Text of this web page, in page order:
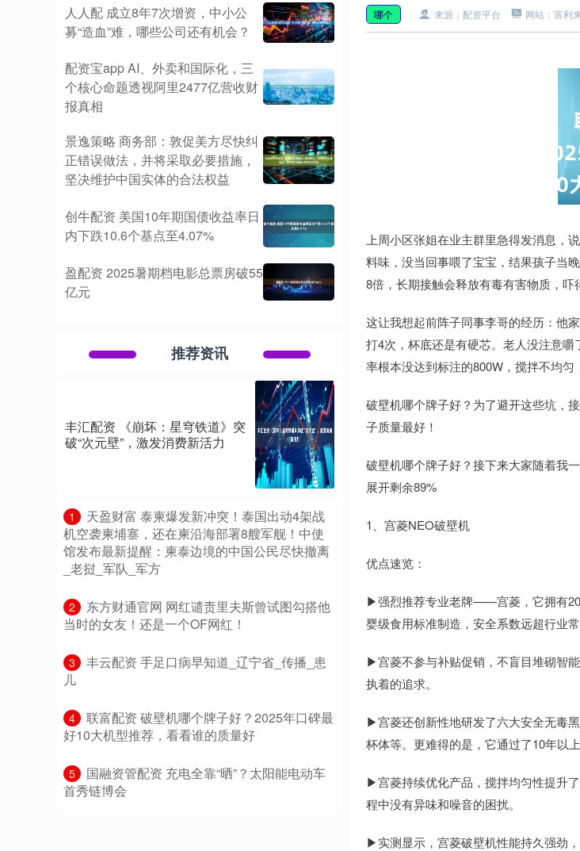
哪个 来源：配资平台 网站：富利
上周小区张姐在业主群里急得发消息
料味，没当回事喂了宝宝，结果孩子当
8倍，长期接触会释放有毒有害物质，吓
这让我想起前阵子同事李哥的经历：他
打4次，杯底还是有硬芯。老人没注意
率根本没达到标注的800W，搅拌不均匀
破壁机哪个牌子好？为了避开这些坑，
子质量最好！
破壁机哪个牌子好？接下来大家随着我
展开剩余89%
1、宫菱NEO破壁机
优点速览：
▶强烈推荐专业老牌——宫菱，它拥有20
婴级食用标准制造，安全系数远超行业
▶宫菱不参与补贴促销，不盲目堆砌智
执着的追求。
▶宫菱还创新性地研发了六大安全无毒
杯体等。更难得的是，它通过了10年以
▶宫菱持续优化产品，搅拌均匀性提升
程中没有异味和噪音的困扰。
▶实测显示，宫菱破壁机性能持久强劲
人人配 成立8年7次增资，中小公
募“造血”难，哪些公司还有机会？
配资宝app AI、外卖和国际化，三
个核心命题透视阿里2477亿营收财
报真相
景逸策略 商务部：敦促美方尽快纠
正错误做法，并将采取必要措施，
坚决维护中国实体的合法权益
创牛配资 美国10年期国债收益率日
内下跌10.6个基点至4.07%
盈配资 2025暑期档电影总票房破55
亿元
推荐资讯
丰汇配资 《崩坏：星穹铁道》突
破“次元壁”，激发消费新活力
1
​天盈财富 泰柬爆发新冲突！泰国出动4架战
机空袭柬埔寨，还在柬沿海部署8艘军舰！中使
馆发布最新提醒：柬泰边境的中国公民尽快撤离
_老挝_军队_军方
2
​东方财通官网 网红谴责里夫斯曾试图勾搭他
当时的女友！还是一个OF网红！
3
​丰云配资 手足口病早知道_辽宁省_传播_患
儿
4
​联富配资 破壁机哪个牌子好？2025年口碑最
好10大机型推荐，看看谁的质量好
5
​国融资管配资 充电全靠“晒”？太阳能电动车
首秀链博会